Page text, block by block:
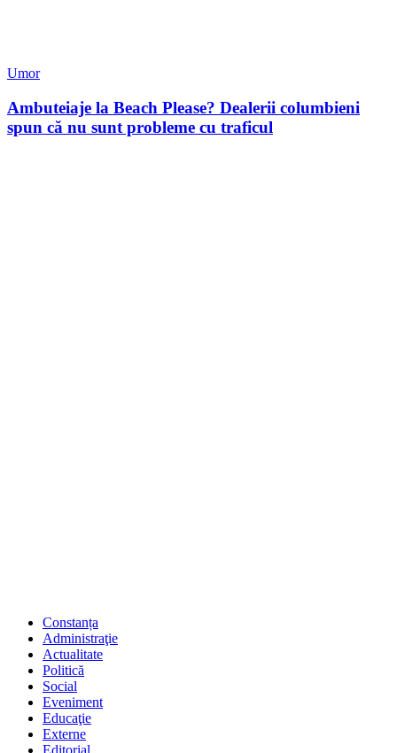
Umor
Ambuteiaje la Beach Please? Dealerii columbieni
spun că nu sunt probleme cu traficul
Constanța
Administraţie
Actualitate
Politică
Social
Eveniment
Educaţie
Externe
Editorial